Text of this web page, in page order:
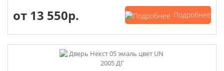
от 13 550р. Подробнее